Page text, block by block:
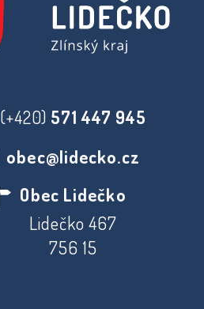
(+420) 571 447 945
obec@lidecko.cz
Obec Lidečko
Lidečko 467
756 15